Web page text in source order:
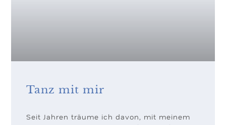
Tanz mit mir
Seit Jahren träume ich davon, mit meinem